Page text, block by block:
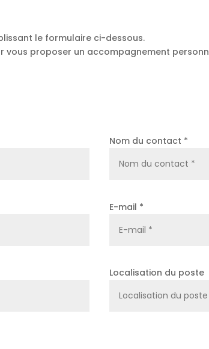
le formulaire ci-dessous.
proposer un accompagnement
Nom du contact *
E-mail *
Localisation du poste